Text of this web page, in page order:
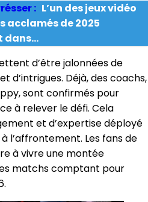
: L’un des jeux vidéo
acclamés de 2025
d’être jalonnées de
d’intrigues. Déjà, des coachs,
sont confirmés pour
à relever le défi. Cela
et d’expertise déployé
l’affrontement. Les fans de
à vivre une montée
matchs comptant pour